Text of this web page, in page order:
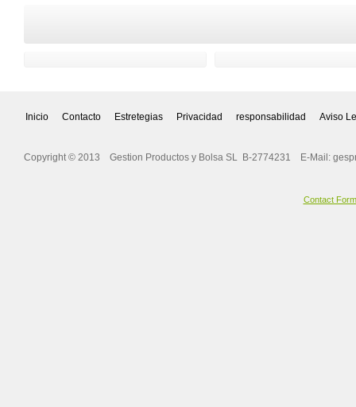
Inicio Contacto Estretegias Privacidad responsabilidad Aviso
Copyright © 2013 Gestion Productos y Bolsa SL B-2774231 E-Mail:
Contact Form